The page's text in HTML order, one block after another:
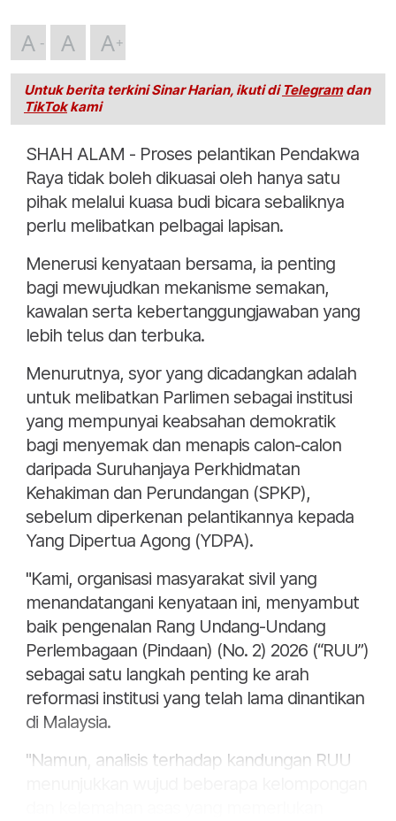
A A A
Untuk berita terkini Sinar Harian, ikuti di Telegramdan
TikTokkami
SHAH ALAM - Proses pelantikan Pendakwa
Raya tidak boleh dikuasai oleh hanya satu
pihak melalui kuasa budi bicara sebaliknya
perlu melibatkan pelbagai lapisan.
Menerusi kenyataan bersama, ia penting
bagi mewujudkan mekanisme semakan,
kawalan serta kebertanggungjawaban yang
lebih telus dan terbuka.
Menurutnya, syor yang dicadangkan adalah
untuk melibatkan Parlimen sebagai institusi
yang mempunyai keabsahan demokratik
bagi menyemak dan menapis calon-calon
daripada Suruhanjaya Perkhidmatan
Kehakiman dan Perundangan (SPKP),
sebelum diperkenan pelantikannya kepada
Yang Dipertua Agong (YDPA).
"Kami, organisasi masyarakat sivil yang
menandatangani kenyataan ini, menyambut
baik pengenalan Rang Undang-Undang
Perlembagaan (Pindaan) (No. 2) 2026 (“RUU”)
sebagai satu langkah penting ke arah
reformasi institusi yang telah lama dinantikan
di Malaysia.
"Namun, analisis terhadap kandungan RUU